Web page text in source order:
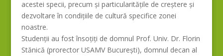
acestei specii, precum și particularitățile de creștere și
dezvoltare în condițiile de cultură specifice zonei
noastre.
Studenții au fost însoțiți de domnul Prof. Univ. Dr. Florin
Stănică (prorector USAMV București), domnul decan al